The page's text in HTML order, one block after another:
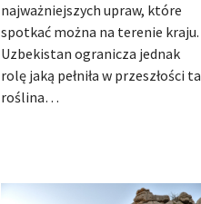
najważniejszych upraw, które
spotkać można na terenie kraju.
Uzbekistan ogranicza jednak
rolę jaką pełniła w przeszłości ta
roślina…